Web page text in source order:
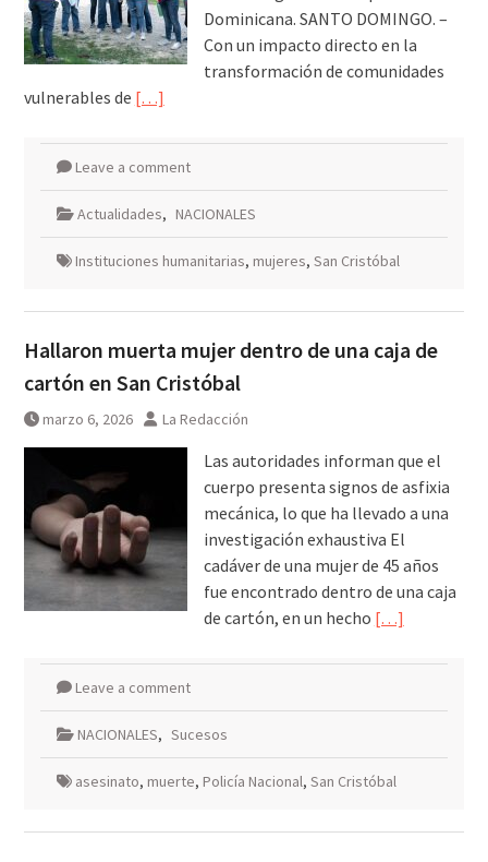
Dominicana. SANTO DOMINGO. –
Con un impacto directo en la
transformación de comunidades
vulnerables de […]
Leave a comment
Actualidades, NACIONALES
Instituciones humanitarias, mujeres, San Cristóbal
Hallaron muerta mujer dentro de una caja de
cartón en San Cristóbal
marzo 6, 2026 La Redacción
Las autoridades informan que el
cuerpo presenta signos de asfixia
mecánica, lo que ha llevado a una
investigación exhaustiva El
cadáver de una mujer de 45 años
fue encontrado dentro de una caja
de cartón, en un hecho […]
Leave a comment
NACIONALES, Sucesos
asesinato, muerte, Policía Nacional, San Cristóbal